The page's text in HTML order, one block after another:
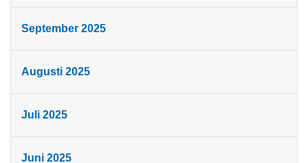
September 2025
Augusti 2025
Juli 2025
Juni 2025